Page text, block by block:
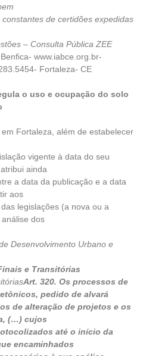
de certidões expedidas
– Consulta Pública ZEE
www.iabce.org.br-
Fortaleza- CE
o uso e ocupação do solo
Fortaleza, além de estabelecer
vigente à data do seu
ainda
a data da publicação e a data
aos
legislações (a nova ou a
dos
Desenvolvimento Urbano e
e Transitórias
Art. 320. Os processos de
pedido de alvará
de alteração de projetos e os
(…) cujos
até o início da
encaminhados